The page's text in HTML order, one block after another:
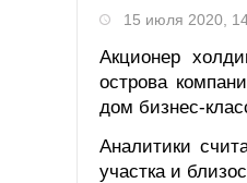
15 июля 2020,
Акционер
острова
дом бизнес-
Аналитики
участка и